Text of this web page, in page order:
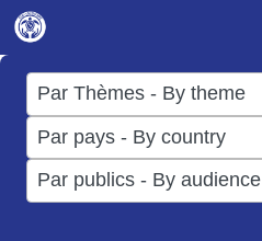
Aller
au
contenu
Par Thèmes - By theme
17
results
available
Par pays - By country
50
results
available
Par publics - By audience
results